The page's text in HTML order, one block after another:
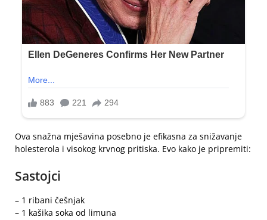
Ova snažna mješavina posebno je efikasna za snižavanje
holesterola i visokog krvnog pritiska. Evo kako je pripremiti:
Sastojci
– 1 ribani češnjak
– 1 kašika soka od limuna